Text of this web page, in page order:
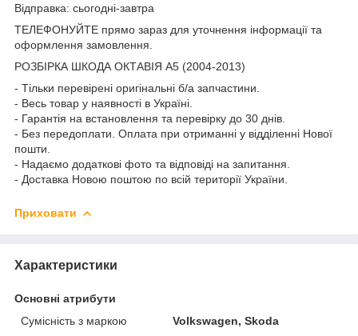
Відправка: сьогодні-завтра
ТЕЛЕФОНУЙТЕ прямо зараз для уточнення інформації та
оформлення замовлення.
РОЗБІРКА ШКОДА ОКТАВІЯ A5 (2004-2013)
- Тільки перевірені оригінальні б/а запчастини.
- Весь товар у наявності в Україні.
- Гарантія на встановлення та перевірку до 30 днів.
- Без передоплати. Оплата при отриманні у відділенні Нової
пошти.
- Надаємо додаткові фото та відповіді на запитання.
- Доставка Новою поштою по всій території України.
Приховати
Характеристики
Основні атрибути
Сумісність з маркою
Volkswagen, Skoda